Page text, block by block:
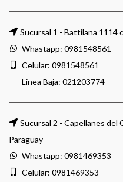
Sucursal 1 - Battilana 1114
Whastapp: 0981548561
Celular: 0981548561
Linea Baja: 021203774
Sucursal 2 - Capellanes del
Paraguay
Whastapp: 0981469353
Celular: 0981469353